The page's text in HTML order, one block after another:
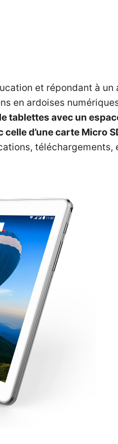
et répondant à un
en ardoises
tablettes avec un
d’une carte Micro
téléchargements,